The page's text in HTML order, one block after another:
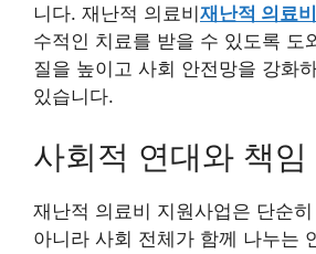
니다. 재난적 의료비재난적 의료비
수적인 치료를 받을 수 있도록 도
질을 높이고 사회 안전망을 강화
있습니다.
사회적 연대와 책임
재난적 의료비 지원사업은 단순
아니라 사회 전체가 함께 나누는